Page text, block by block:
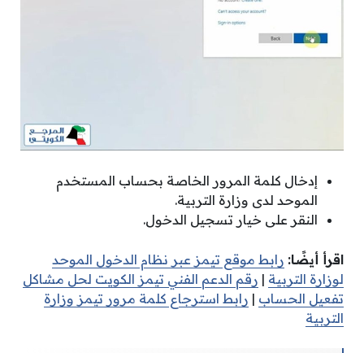
إدخال كلمة المرور الخاصة بحساب المستخدم
الموحد لدى وزارة التربية.
النقر على خيار تسجيل الدخول.
اقرأ أيضًا: رابط موقع تيمز عبر نظام الدخول الموحد
لوزارة التربية | رقم الدعم الفني تيمز الكويت لحل مشاكل
تفعيل الحساب | رابط استرجاع كلمة مرور تيمز وزارة
التربية